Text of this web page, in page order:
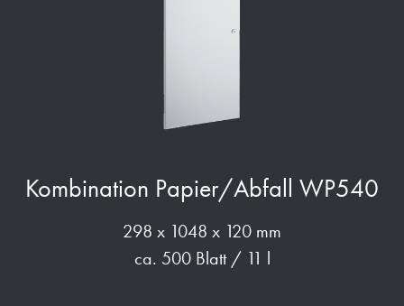
Kombination Papier/Abfall WP540
298 x 1048 x 120 mm
ca. 500 Blatt / 11 l